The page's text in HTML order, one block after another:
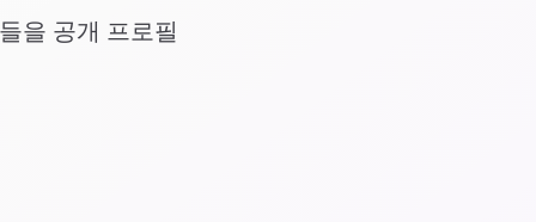
을 공개 프로필